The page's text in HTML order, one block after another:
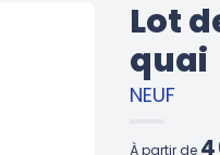
Lot
quai
NEUF
À partir de